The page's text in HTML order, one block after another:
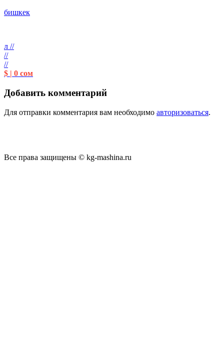
бишкек
л //
//
//
$ | 0 сом
Добавить комментарий
Для отправки комментария вам необходимо авторизоваться.
Все права защищены © kg-mashina.ru